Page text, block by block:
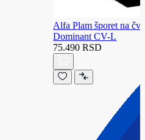
Alfa Plam šporet na
Dominant CV-L
75.490 RSD